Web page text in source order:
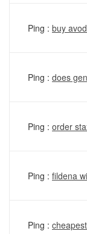
Ping : buy
Ping : does
Ping : order
Ping : fildena
Ping :